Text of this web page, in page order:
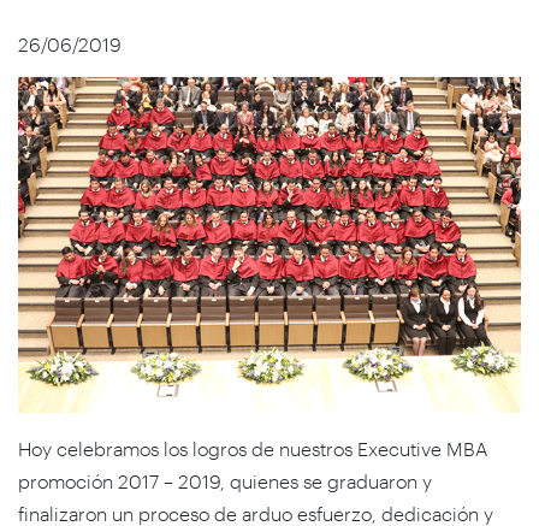
26/06/2019
Hoy celebramos los logros de nuestros Executive MBA
promoción 2017 – 2019, quienes se graduaron y
finalizaron un proceso de arduo esfuerzo, dedicación y